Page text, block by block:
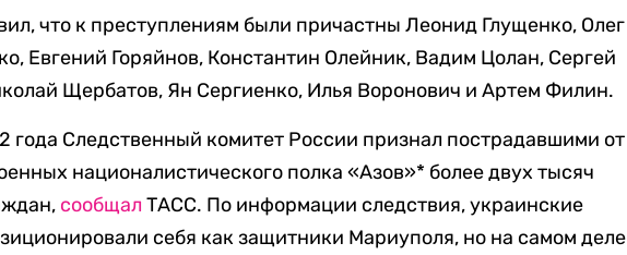
что к преступлениям были причастны Леонид Глущенко, Олег
Евгений Горяйнов, Константин Олейник, Вадим Цолан, Сергей
Щербатов, Ян Сергиенко, Илья Воронович и Артем Филин.
года Следственный комитет России признал пострадавшими от
националистического полка «Азов»* более двух тысяч
сообщал ТАСС. По информации следствия, украинские
себя как защитники Мариуполя, но на самом деле